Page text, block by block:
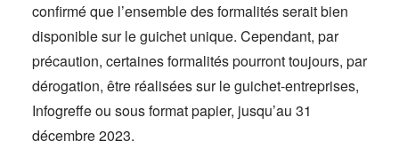
confirmé que l’ensemble des formalités serait bien
disponible sur le guichet unique. Cependant, par
précaution, certaines formalités pourront toujours, par
dérogation, être réalisées sur le guichet-entreprises,
Infogreffe ou sous format papier, jusqu’au 31
décembre 2023.